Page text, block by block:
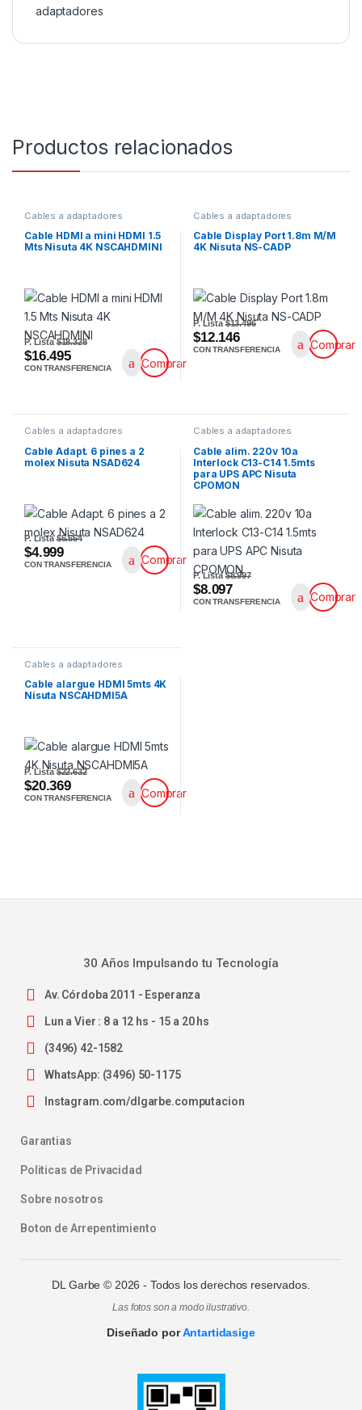
adaptadores
Productos relacionados
Cables a adaptadores
Cable HDMI a mini HDMI 1.5
Mts Nisuta 4K NSCAHDMINI
P. Lista$18.328
$16.495
CON TRANSFERENCIA Comprar
Cables a adaptadores
Cable Display Port 1.8m M/M
4K Nisuta NS-CADP
P. Lista$13.496
$12.146
CON TRANSFERENCIA Comprar
Cables a adaptadores
Cable Adapt. 6 pines a 2
molex Nisuta NSAD624
P. Lista$5.554
$4.999
CON TRANSFERENCIA Comprar
Cables a adaptadores
Cable alim. 220v 10a
Interlock C13-C14 1.5mts
para UPS APC Nisuta
CPOMON
P. Lista$8.997
$8.097
CON TRANSFERENCIA Comprar
Cables a adaptadores
Cable alargue HDMI 5mts 4K
Nisuta NSCAHDMI5A
P. Lista$22.632
$20.369
CON TRANSFERENCIA Comprar
30 Años Impulsando tu Tecnología
Av. Córdoba 2011 - Esperanza
Lun a Vier : 8 a 12 hs - 15 a 20 hs
(3496) 42-1582
WhatsApp: (3496) 50-1175
Instagram.com/dlgarbe.computacion
Garantias
Politicas de Privacidad
Sobre nosotros
Boton de Arrepentimiento
DL Garbe © 2026 - Todos los derechos reservados.
Las fotos son a modo ilustrativo.
Diseñado porAntartidasige